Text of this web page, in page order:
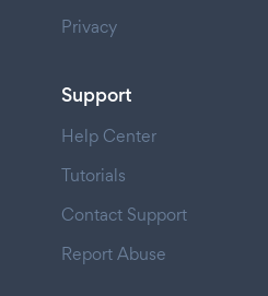
Privacy
Support
Help Center
Tutorials
Contact Support
Report Abuse